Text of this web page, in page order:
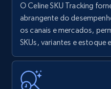
Amazon products -
upc numbers
Title, Seller name, Brand,
price, Currency,
O Celine SKU Tracking
abrangente do
os canais e mercados,
SKUs, variantes e estoque